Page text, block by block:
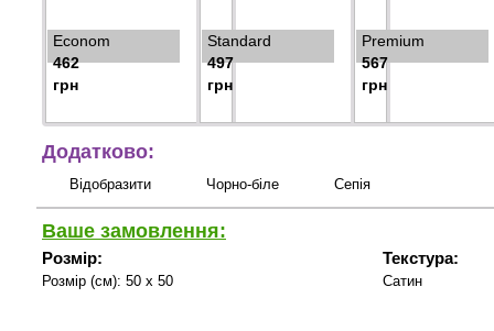
Econom
462
грн
Standard
497
грн
Premium
567
грн
Додатково:
Відобразити Чорно-біле Сепія
Ваше замовлення:
Розмір:
Розмір (см): 50 x 50
Текстура:
Сатин